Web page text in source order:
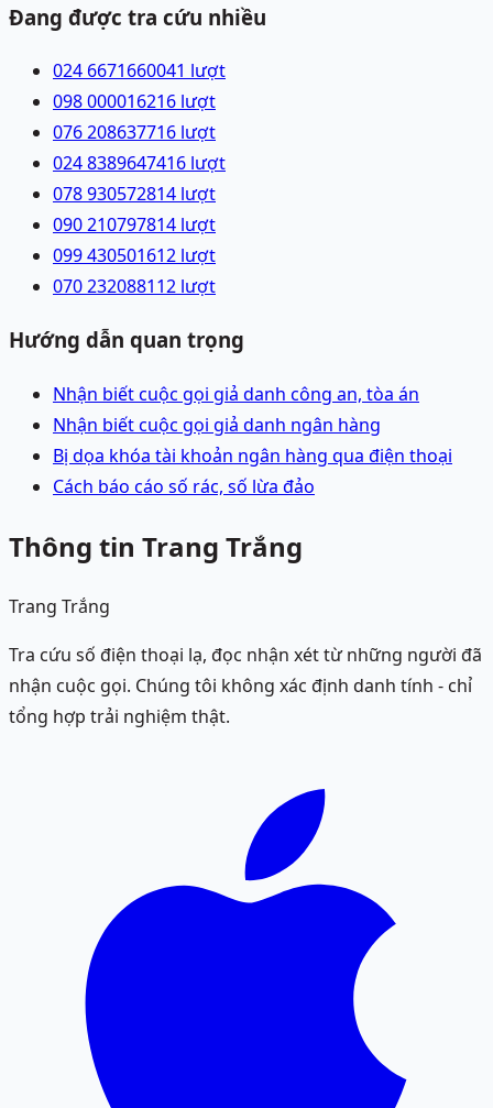
Đang được tra cứu nhiều
024 6671660041 lượt
098 000016216 lượt
076 208637716 lượt
024 8389647416 lượt
078 930572814 lượt
090 210797814 lượt
099 430501612 lượt
070 232088112 lượt
Hướng dẫn quan trọng
Nhận biết cuộc gọi giả danh công an, tòa án
Nhận biết cuộc gọi giả danh ngân hàng
Bị dọa khóa tài khoản ngân hàng qua điện thoại
Cách báo cáo số rác, số lừa đảo
Thông tin Trang Trắng
Trang Trắng
Tra cứu số điện thoại lạ, đọc nhận xét từ những người đã
nhận cuộc gọi. Chúng tôi không xác định danh tính - chỉ
tổng hợp trải nghiệm thật.